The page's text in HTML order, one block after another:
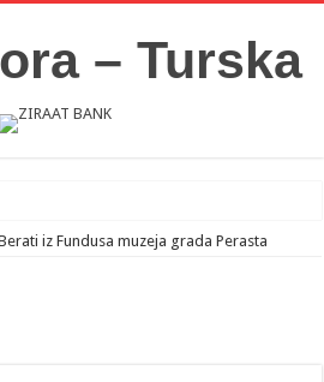
iz Fundusa muzeja grada Perasta